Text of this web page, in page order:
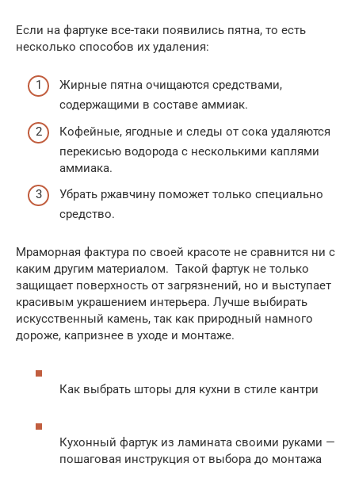
Если на фартуке все-таки появились пятна, то есть
несколько способов их удаления:
Жирные пятна очищаются средствами,
содержащими в составе аммиак.
Кофейные, ягодные и следы от сока удаляются
перекисью водорода с несколькими каплями
аммиака.
Убрать ржавчину поможет только специально
средство.
Мраморная фактура по своей красоте не сравнится ни с
каким другим материалом. Такой фартук не только
защищает поверхность от загрязнений, но и выступает
красивым украшением интерьера. Лучше выбирать
искусственный камень, так как природный намного
дороже, капризнее в уходе и монтаже.
Как выбрать шторы для кухни в стиле кантри
Кухонный фартук из ламината своими руками —
пошаговая инструкция от выбора до монтажа